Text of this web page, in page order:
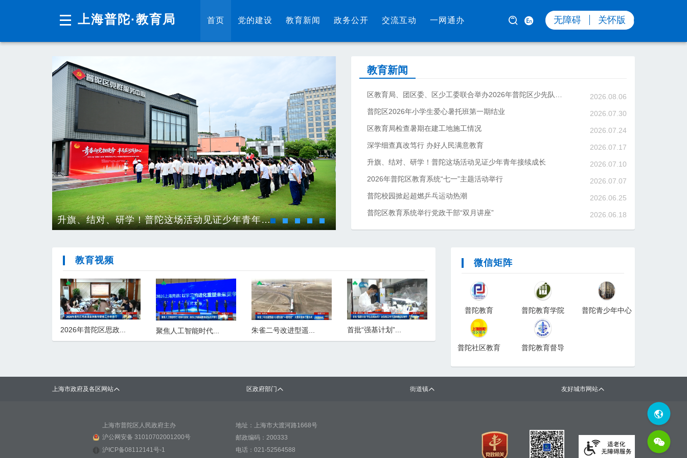
上海城市精神： 海纳百川 追求卓越 开明睿智 大气谦和
教育新闻
区内要闻
政务公开
双随机一公开
教育收费
学校后勤
交流互动
常见问题解答
上海普陀·教育局 首页 党的建设 教育新闻 政务公开 交流互动 一网通办 无障碍 关怀版
升旗、结对、研学！普陀这场活动见证少年青年接续成长
教育新闻
2026.08.06
普陀区2026年小学生爱心暑托班第一期结业
2026.07.30
区教育局检查暑期在建工地施工情况
2026.07.24
深学细查真改笃行 办好人民满意教育
2026.07.17
升旗、结对、研学！普陀这场活动见证少年青年接续成长
2026.07.10
2026年普陀区教育系统“七一”主题活动举行
2026.07.07
普陀校园掀起超燃乒乓运动热潮
2026.06.25
普陀区教育系统举行党政干部“双月讲座”
2026.06.18
教育视频
2026年普陀区思政... 聚焦人工智能时代... 朱雀二号改进型遥... 首批“强基计划”...
微信矩阵
普陀教育 普陀教育学院 普陀青少年中心
普陀社区教育 普陀教育督导
上海市政府及各区网站 区政府部门 街道镇 友好城市网站
上海市普陀区人民政府主办
地址：上海市大渡河路1668号
沪公网安备 31010702001200号
邮政编码：200333
沪ICP备08112141号-1
电话：021-52564588